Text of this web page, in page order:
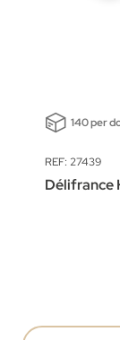
140 per
REF: 27439
Délifrance